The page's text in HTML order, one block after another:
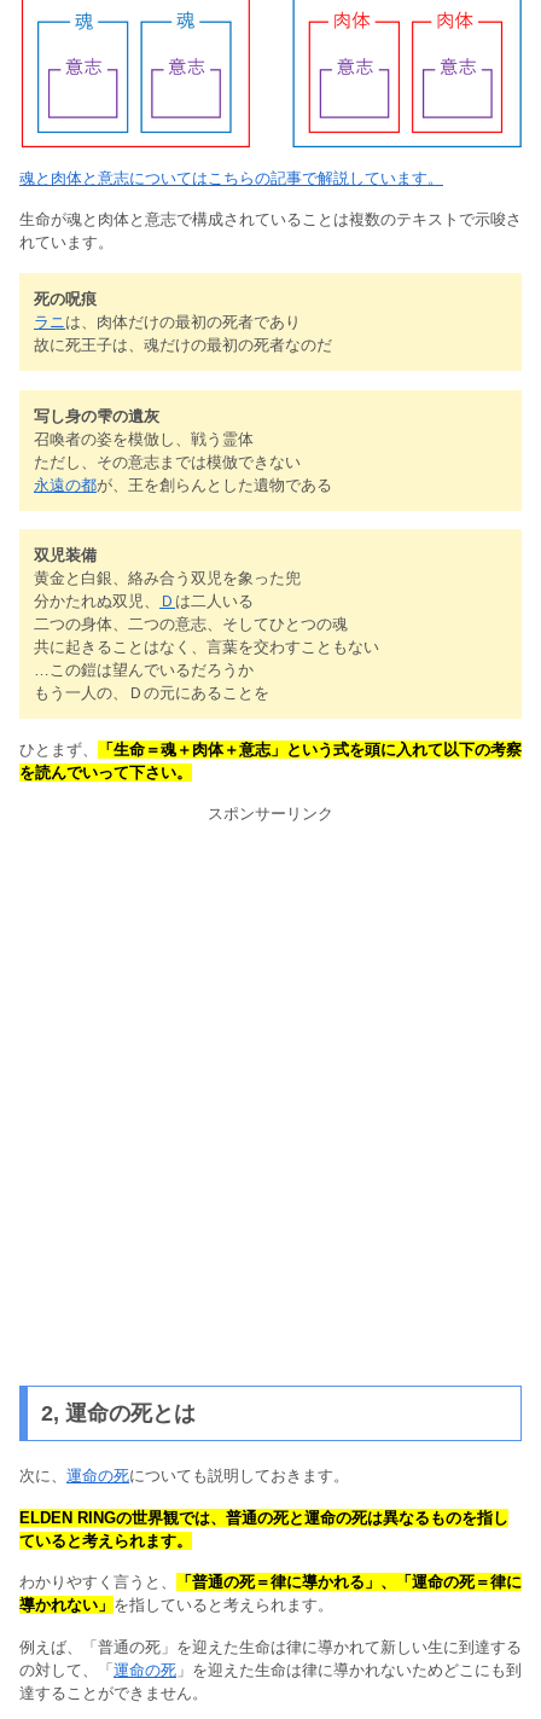
魂と肉体と意志についてはこちらの記事で解説しています。
生命が魂と肉体と意志で構成されていることは複数のテキストで示唆さ
れています。
死の呪痕
ラニは、肉体だけの最初の死者であり
故に死王子は、魂だけの最初の死者なのだ
写し身の雫の遺灰
召喚者の姿を模倣し、戦う霊体
ただし、その意志までは模倣できない
永遠の都が、王を創らんとした遺物である
双児装備
黄金と白銀、絡み合う双児を象った兜
分かたれぬ双児、
Ｄ は二人いる
二つの身体、二つの意志、そしてひとつの魂
共に起きることはなく、言葉を交わすこともない
…この鎧は望んでいるだろうか
もう一人の、Ｄの元にあることを
ひとまず、
「生命＝魂＋肉体＋意志」という式を頭に入れて以下の考察
を読んでいって下さい。
スポンサーリンク
2, 運命の死とは
次に、 運命の死についても説明しておきます。
ELDEN RINGの世界観では、普通の死と運命の死は異なるものを指し
ていると考えられます。
わかりやすく言うと、
「普通の死＝律に導かれる」、「運命の死＝律に
導かれない」 を指していると考えられます。
例えば、「普通の死」を迎えた生命は律に導かれて新しい生に到達する
の対して、「 運命の死 」を迎えた生命は律に導かれないためどこにも到
達することができません。